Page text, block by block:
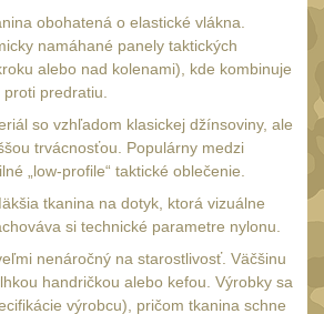
12
4
obohatená o elastické vlákna.
namáhané panely taktických
alebo nad kolenami), kde kombinuje
predratiu.
so vzhľadom klasickej džínsoviny, ale
trvácnosťou. Populárny medzi
„low-profile“ taktické oblečenie.
tkanina na dotyk, ktorá vizuálne
si technické parametre nylonu.
nenáročný na starostlivosť. Väčšinu
handričkou alebo kefou. Výrobky sa
výrobcu), pričom tkanina schne